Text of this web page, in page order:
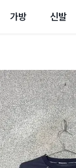
가방 신발